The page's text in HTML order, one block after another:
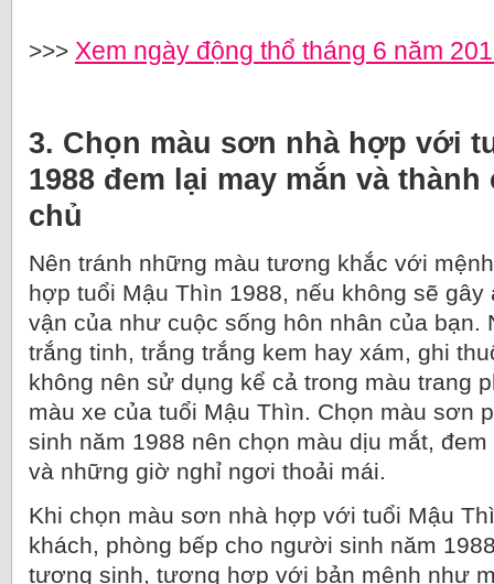
>>> Xem ngày động thổ tháng 6 năm
3. Chọn màu sơn nhà hợp với
1988 đem lại may mắn và
chủ
Nên tránh những màu tương khắc với
hợp tuổi Mậu Thìn 1988, nếu không sẽ
vận của như cuộc sống hôn nhân của bạn.
trắng tinh, trắng trắng kem hay xám, ghi
không nên sử dụng kể cả trong màu trang
màu xe của tuổi Mậu Thìn. Chọn màu sơn
sinh năm 1988 nên chọn màu dịu mắt,
và những giờ nghỉ ngơi thoải mái.
Khi chọn màu sơn nhà hợp với tuổi Mậu
khách, phòng bếp cho người sinh năm
tương sinh, tương hợp với bản mệnh như